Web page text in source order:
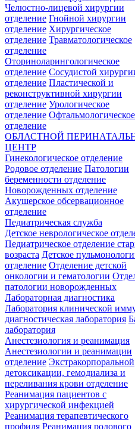
Челюстно-лицевой хирургии
отделение Гнойной хирургии
отделение Хирургическое
отделение Травматологическое
отделение
Оториноларингологическое
отделение Сосудистой
отделение Пластической и
реконструктивной хирургии
отделение Урологическое
отделение Офтальмологическое
отделение
ОБЛАСТНОЙ
ЦЕНТР
Гинекологическое отделение
Родовое отделение Патологии
беременности отделение
Новорожденных отделение
Акушерское обсервационное
отделение
Педиатрическая служба
Детское неврологическое
Педиатрическое отделение
возраста Детское
отделение Отделение детской
онкологии и гематологии
патологии новорожденных
Лабораторная диагностика
Лаборатория клинической
диагностическая лаборатория
лаборатория
Анестезиология и реанимация
Анестезиологии и реанимации
отделение Экстракорпоральной
детоксикации, гемодиализа и
переливания крови отделение
Реанимация пациентов с
хирургической инфекцией
Реанимация терапевтического
профиля Реанимация родового